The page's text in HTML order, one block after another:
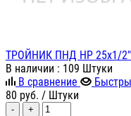
ТРОЙНИК ПНД НР 25х1/
В наличии : 109 Штуки
В сравнение
80 руб. / Штуки
- +